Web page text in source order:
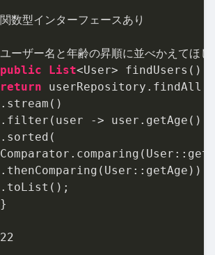
関数型インターフェースあり
public
List
return userRepository.findAll()
.stream()
.filter(user -> user.getAge()
.sorted(
.thenComparing(User::getAge))
.toList();
}
22